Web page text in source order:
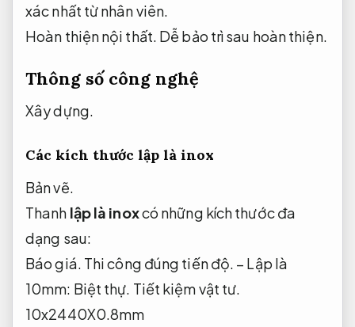
xác nhất từ nhân viên.
Hoàn thiện nội thất. Dễ bảo trì sau hoàn thiện.
Thông số công nghệ
Xây dựng.
Các kích thước lập là inox
Bản vẽ.
Thanh lập là inoxcó những kích thước đa
dạng sau:
Báo giá. Thi công đúng tiến độ. – Lập là
10mm: Biệt thự. Tiết kiệm vật tư.
10x2440X0.8mm